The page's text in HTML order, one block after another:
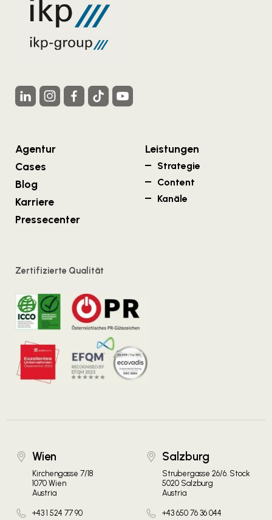
Agentur
Cases
Blog
Karriere
Pressecenter
Leistungen
Strategie
Content
Kanäle
Zertifizierte Qualität
Wien
Kirchengasse 7/18
1070 Wien
Austria
+43 1 524 77 90
Salzburg
Strubergasse 26/6. Stock
5020 Salzburg
Austria
+43 650 76 36 044